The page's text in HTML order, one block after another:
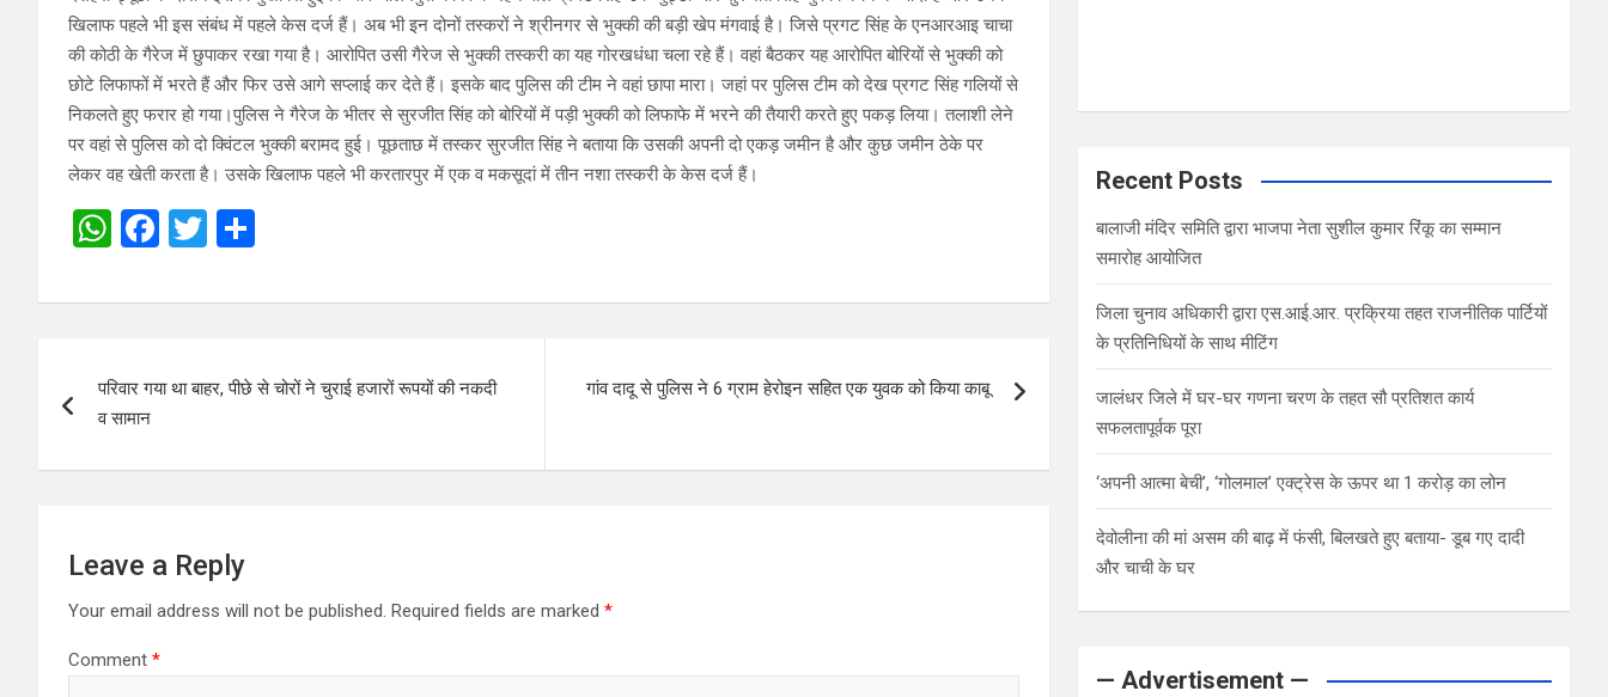
खिलाफ पहले भी इस संबंध में पहले केस दर्ज हैं। अब भी इन दोनों तस्करों ने श्रीनगर से भुक्की की बड़ी खेप मंगवाई है। जिसे प्रगट सिंह के एनआरआइ चाचा
की कोठी के गैरेज में छुपाकर रखा गया है। आरोपित उसी गैरेज से भुक्की तस्करी का यह गोरखधंधा चला रहे हैं। वहां बैठकर यह आरोपित बोरियों से भुक्की को
छोटे लिफाफों में भरते हैं और फिर उसे आगे सप्लाई कर देते हैं। इसके बाद पुलिस की टीम ने वहां छापा मारा। जहां पर पुलिस टीम को देख प्रगट सिंह गलियों से
निकलते हुए फरार हो गया।पुलिस ने गैरेज के भीतर से सुरजीत सिंह को बोरियों में पड़ी भुक्की को लिफाफे में भरने की तैयारी करते हुए पकड़ लिया। तलाशी लेने
पर वहां से पुलिस को दो क्विंटल भुक्की बरामद हुई। पूछताछ में तस्कर सुरजीत सिंह ने बताया कि उसकी अपनी दो एकड़ जमीन है और कुछ जमीन ठेके पर
लेकर वह खेती करता है। उसके खिलाफ पहले भी करतारपुर में एक व मकसूदां में तीन नशा तस्करी के केस दर्ज हैं।
W
at
A
p
p
F
ce
o
k
T
tt ar
navigation
परिवार गया था बाहर, पीछे से चोरों ने चुराई हजारों रूपयों की नकदी
व सामान
गांव दादू से पुलिस ने 6 ग्राम हेरोइन सहित एक युवक को किया काबू
Leave a Reply
Your email address will not be published. Required fields are marked *
Comment *
Recent Posts
बालाजी मंदिर समिति द्वारा भाजपा नेता सुशील कुमार रिंकू का सम्मान
समारोह आयोजित
जिला चुनाव अधिकारी द्वारा एस.आई.आर. प्रक्रिया तहत राजनीतिक पार्टियों
के प्रतिनिधियों के साथ मीटिंग
जालंधर जिले में घर-घर गणना चरण के तहत सौ प्रतिशत कार्य
सफलतापूर्वक पूरा
‘अपनी आत्मा बेची’, ‘गोलमाल’ एक्ट्रेस के ऊपर था 1 करोड़ का लोन
देवोलीना की मां असम की बाढ़ में फंसी, बिलखते हुए बताया- डूब गए दादी
और चाची के घर
— Advertisement —